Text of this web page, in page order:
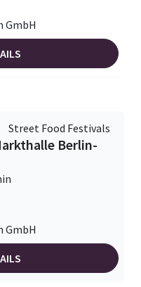
GmbH
Street Food Festivals
Berlin-
GmbH